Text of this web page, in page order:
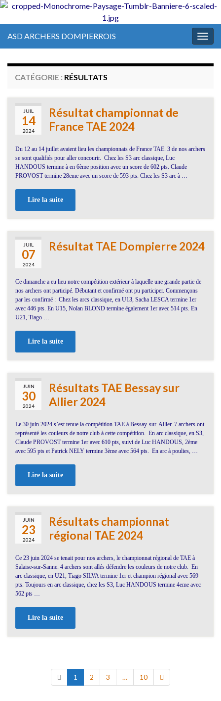
ASD ARCHERS DOMPIERROIS
CATÉGORIE : RÉSULTATS
JUIL
14
2024
Résultat championnat de
France TAE 2024
Du 12 au 14 juillet avaient lieu les championnats de France TAE. 3 de nos archers
se sont qualifiés pour aller concourir. Chez les S3 arc classique, Luc
HANDOUS termine à en 6ème position avec un score de 602 pts. Claude
PROVOST termine 28eme avec un score de 593 pts. Chez les S3 arc à …
Lire la suite
JUIL
07
2024
Résultat TAE Dompierre 2024
Ce dimanche a eu lieu notre compétition extérieur à laquelle une grande partie de
nos archers ont participé. Débutant et confirmé ont pu participer. Commençons
par les confirmé : Chez les arcs classique, en U13, Sacha LESCA termine 1er
avec 446 pts. En U15, Nolan BLOND termine également 1er avec 514 pts. En
U21, Tiago …
Lire la suite
JUIN
30
2024
Résultats TAE Bessay sur
Allier 2024
Le 30 juin 2024 s’est tenue la compétition TAE à Bessay-sur-Allier. 7 archers ont
représenté les couleurs de notre club à cette compétition. En arc classique, en S3,
Claude PROVOST termine 1er avec 610 pts, suivi de Luc HANDOUS, 2ème
avec 595 pts et Patrick NELY termine 3ème avec 564 pts. En arc à poulies, …
Lire la suite
JUIN
23
2024
Résultats championnat
régional TAE 2024
Ce 23 juin 2024 se tenait pour nos archers, le championnat régional de TAE à
Salaise-sur-Sanne. 4 archers sont allés défendre les couleurs de notre club. En
arc classique, en U21, Tiago SILVA termine 1er et champion régional avec 569
pts. Toujours en arc classique, chez les S3, Luc HANDOUS termine 4eme avec
562 pts …
Lire la suite
1 2 3 … 10